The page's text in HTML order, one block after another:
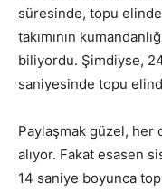
süresinde, topu
takımının
biliyordu. Şimdiyse,
saniyesinde topu
Paylaşmak güzel, her
alıyor. Fakat esasen
14 saniye boyunca